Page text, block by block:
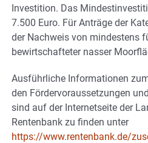
Investition. Das
7.500 Euro. Für Anträge der
der Nachweis von mindestens
bewirtschafteter nasser
Ausführliche Informationen
den Fördervoraussetzungen
sind auf der Internetseite der
Rentenbank zu finden unter
https://www.rentenbank.de/